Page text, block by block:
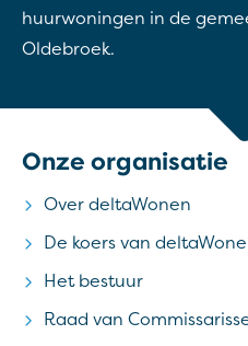
huurwoningen in de
Oldebroek.
Onze organisatie
Over deltaWonen
De koers van
Het bestuur
Raad van